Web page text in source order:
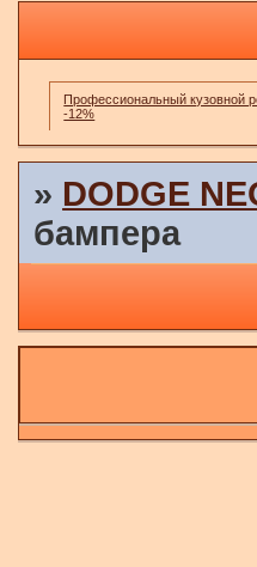
Профессиональный кузовной
-12%
» DODGE
бампера